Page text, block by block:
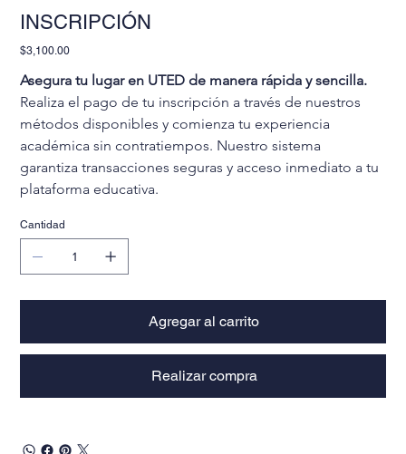
INSCRIPCIÓN
Precio
$3,100.00
Asegura tu lugar en UTED de manera rápida y sencilla.
Realiza el pago de tu inscripción a través de nuestros
métodos disponibles y comienza tu experiencia
académica sin contratiempos. Nuestro sistema
garantiza transacciones seguras y acceso inmediato a tu
plataforma educativa.
Cantidad
Agregar al carrito
Realizar compra